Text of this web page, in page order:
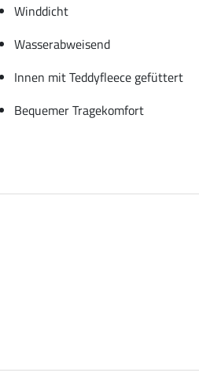
Winddicht
Wasserabweisend
Innen mit Teddyfleece gefüttert
Bequemer Tragekomfort